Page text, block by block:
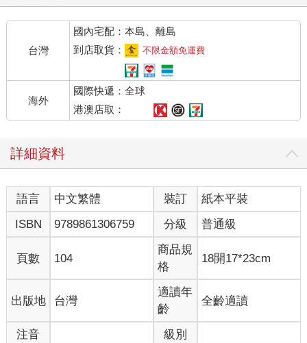
★本書推薦給以下族群：
•完全初學者→透過詳細圖解與基礎知識，帶你一步步完成美麗又
•烘焙愛好者→嘗試製作講究四季意境的和菓子，為日常甜點增添
一抹東方風韻。
•美食追尋者→不只追求好吃，更在乎質地、擺盤與味道層次，感
受和菓子的藝術氣息。
遠的和風文化之美。
本書不僅傳授技法，更引領你走入和菓子的基礎知識與四季造型
的美學世界。無論是想在家療癒手作，於指尖感受時光流轉；或
是渴望窺探日式美學的細膩韻味；抑或單純尋找靈感，都能在書
中發現一方天地。
◎本書6大特色
【特色1】只需一台微波爐與日常廚具，在家即可重現京都老舖的
【特色2】宛如影片定格般的圖解示範，零經驗也能輕鬆上手。
【特色3】深入解析紅豆餡的熬煮精髓，掌握日式甜點的靈魂滋
味。
台灣
國內宅配：本島、離島
到店取貨：
不限金額免運費
海外
國際快遞：全球
港澳店取：
詳細資料
語言 中文繁體 裝訂
紙本平裝
ISBN
9789861306759 分級 普通級
頁數 104
商品規
格
18開17*23cm
出版地 台灣
適讀年
齡
全齡適讀
注音 級別